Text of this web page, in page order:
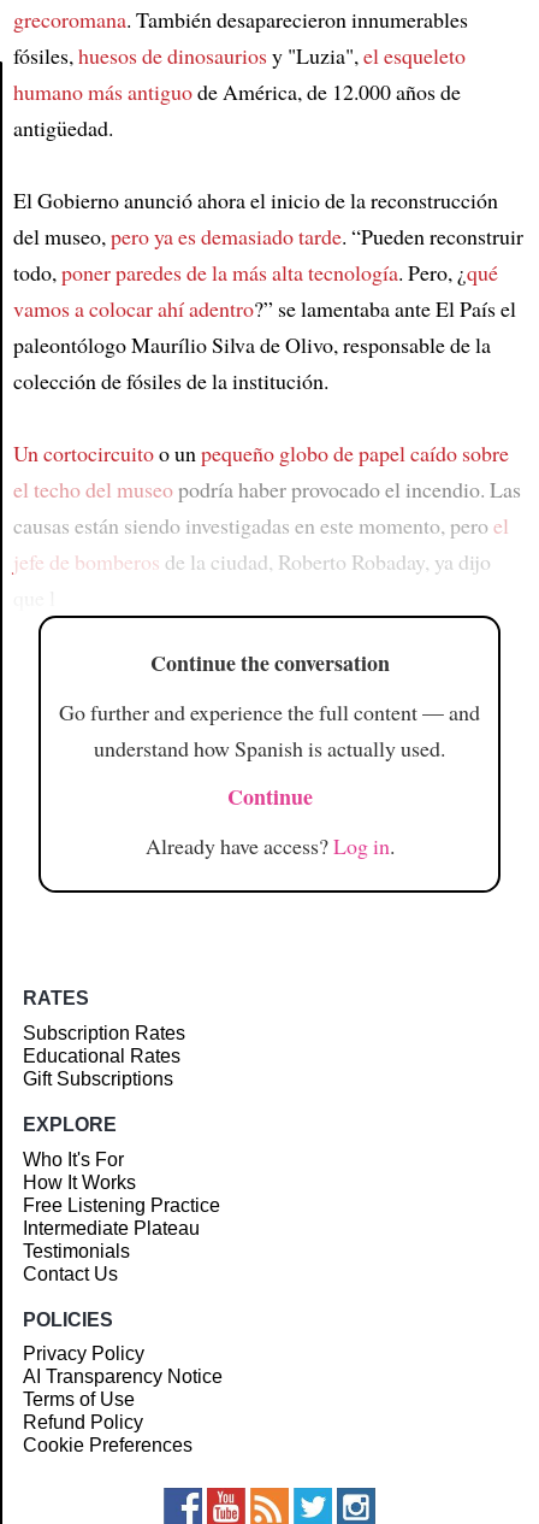
Article
grecoromana. También desaparecieron innumerables
fósiles,huesos de dinosauriosy "Luzia",el esqueleto
humano más antiguode América, de 12.000 años de
antigüedad.
El Gobierno anunció ahora el inicio de la reconstrucción
del museo,pero ya es demasiado tarde. “Pueden reconstruir
todo,poner paredes de la más alta tecnología. Pero, ¿qué
vamos a colocar ahí adentro?” se lamentaba ante El País el
paleontólogo Maurílio Silva de Olivo, responsable de la
colección de fósiles de la institución.
Un cortocircuitoo unpequeño globo de papelcaído sobre
el techo del museopodría haber provocado el incendio. Las
causas están siendo investigadas en este momento, peroel
jefe de bomberos de la ciudad, Roberto Robaday, ya dijo
Continue the conversation
Go further and experience the full content — and
understand how Spanish is actually used.
Continue
Already have access?Log in.
RATES
Subscription Rates
Educational Rates
Gift Subscriptions
EXPLORE
Who It's For
How It Works
Free Listening Practice
Intermediate Plateau
Testimonials
Contact Us
POLICIES
Privacy Policy
AI Transparency Notice
Terms of Use
Refund Policy
Cookie Preferences